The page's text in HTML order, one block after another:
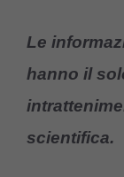
Le
hanno il
scientifica.